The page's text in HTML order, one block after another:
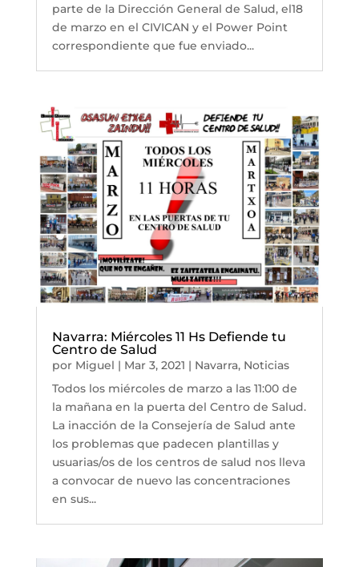
parte de la Dirección General de Salud, el18
de marzo en el CIVICAN y el Power Point
correspondiente que fue enviado...
Navarra: Miércoles 11 Hs Defiende tu
Centro de Salud
por Miguel | Mar 3, 2021 | Navarra, Noticias
Todos los miércoles de marzo a las 11:00 de
la mañana en la puerta del Centro de Salud.
La inacción de la Consejería de Salud ante
los problemas que padecen plantillas y
usuarias/os de los centros de salud nos lleva
a convocar de nuevo las concentraciones
en sus...